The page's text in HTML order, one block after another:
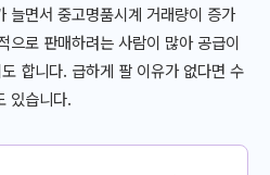
늘면서 중고명품시계 거래량이 증가
으로 판매하려는 사람이 많아 공급이
합니다. 급하게 팔 이유가 없다면 수
있습니다.